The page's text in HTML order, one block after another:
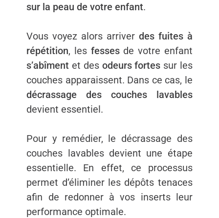
sur la peau de votre enfant.
Vous voyez alors arriver des fuites à
répétition, les fessesde votre enfant
s’abîment et des odeurs fortes sur les
couches apparaissent. Dans ce cas, le
décrassage des couches lavables
devient essentiel.
Pour y remédier, le décrassage des
couches lavables devient une étape
essentielle. En effet, ce processus
permet d’éliminer les dépôts tenaces
afin de redonner à vos inserts leur
performance optimale.